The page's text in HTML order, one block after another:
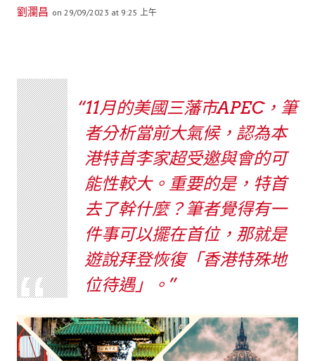
劉瀾昌 on 29/09/2023 at 9:25 上午
11月的美國三藩市APEC，筆
者分析當前大氣候，認為本
港特首李家超受邀與會的可
能性較大。重要的是，特首
去了幹什麼？筆者覺得有一
件事可以擺在首位，那就是
遊說拜登恢復「香港特殊地
位待遇」。